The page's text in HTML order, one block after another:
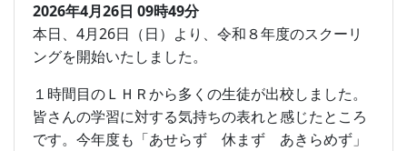
2026年4月26日 09時49分
本日、4月26日（日）より、令和８年度のスクーリ
ングを開始いたしました。
１時間目のＬＨＲから多くの生徒が出校しました。
皆さんの学習に対する気持ちの表れと感じたところ
です。今年度も「あせらず 休まず あきらめず」